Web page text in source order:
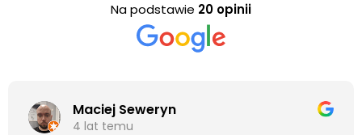
Na podstawie 20 opinii
Maciej Seweryn
4 lat temu